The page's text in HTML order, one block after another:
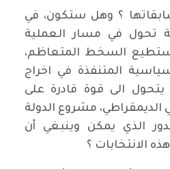
؟ وهل ستكون، في
تحول في مسار العملية
السخط المتعاظم،
المتنفذة في اخراج
يتحول الى قوة قادرة على
مشروع الدولة
الذي يمكن وينبغي أن
الانتخابات ؟